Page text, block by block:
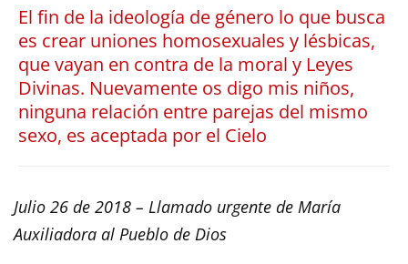
El fin de la ideología de género lo que busca
es crear uniones homosexuales y lésbicas,
que vayan en contra de la moral y Leyes
Divinas. Nuevamente os digo mis niños,
ninguna relación entre parejas del mismo
sexo, es aceptada por el Cielo
Julio 26 de 2018 – Llamado urgente de María
Auxiliadora al Pueblo de Dios